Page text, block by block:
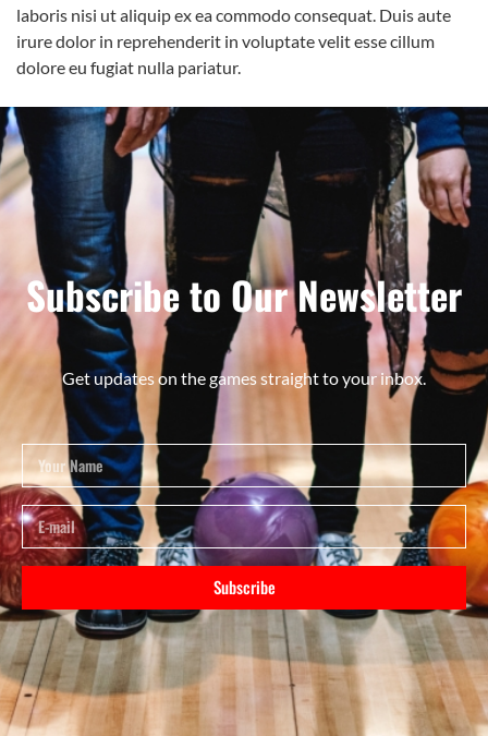
laboris nisi ut aliquip ex ea commodo consequat. Duis aute
irure dolor in reprehenderit in voluptate velit esse cillum
dolore eu fugiat nulla pariatur.
Subscribe to Our Newsletter
Get updates on the games straight to your inbox.
Subscribe